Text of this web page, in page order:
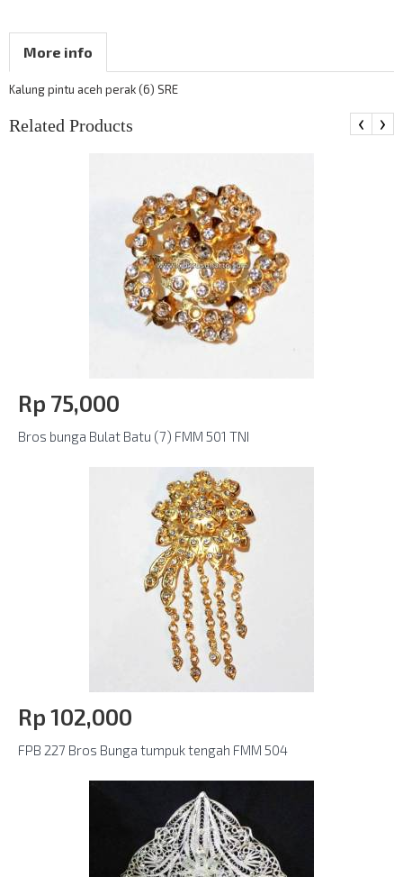
More info
Kalung pintu aceh perak (6) SRE
Related Products ‹ ›
Rp‎ 75,000
Bros bunga Bulat Batu (7) FMM 501 TNI
Rp‎ 102,000
FPB 227 Bros Bunga tumpuk tengah FMM 504